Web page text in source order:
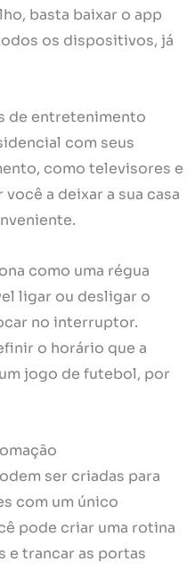
basta baixar o app
os dispositivos, já
de entretenimento
com seus
como televisores e
a deixar a sua casa
como uma régua
ligar ou desligar o
no interruptor.
o horário que a
jogo de futebol, por
ser criadas para
com um único
pode criar uma rotina
e trancar as portas